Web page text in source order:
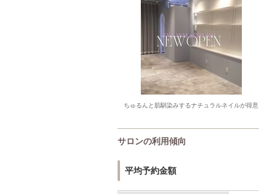
ちゅるんと肌馴染みするナチュラルネイルが得意
サロンの利用傾向
平均予約金額